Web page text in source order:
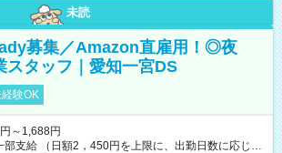
未読
募集／Amazon直雇用！◎夜
タッフ｜愛知一宮DS
験OK
～1,688円
部支給 （日額2，450円を上限に、出勤日数に応じて